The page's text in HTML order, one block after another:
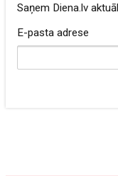
Saņem Diena.lv
E-pasta adrese